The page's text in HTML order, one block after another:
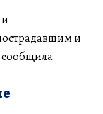
и